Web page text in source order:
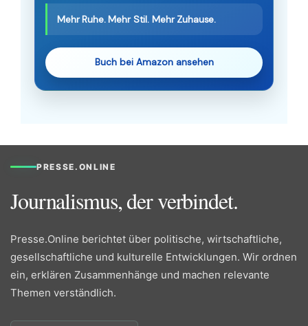
Mehr Ruhe. Mehr Stil. Mehr Zuhause.
Buch bei Amazon ansehen
PRESSE.ONLINE
Journalismus, der verbindet.
Presse.Online berichtet über politische, wirtschaftliche,
gesellschaftliche und kulturelle Entwicklungen. Wir ordnen
ein, erklären Zusammenhänge und machen relevante
Themen verständlich.